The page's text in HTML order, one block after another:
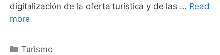
digitalización de la oferta turística y de las … Read
more
Turismo